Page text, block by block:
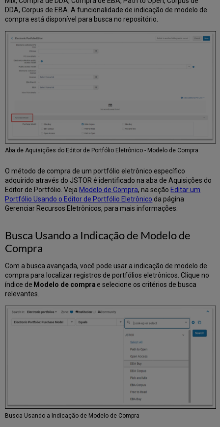
DDA, Corpus de EBA. A funcionalidade de indicação de modelo de
compra está disponível para busca no repositório.
Aba de Aquisições do Editor de Portfólio Eletrônico - Modelo de Compra
O método de compra de um portfólio eletrônico específico
adquirido através do JSTOR é identificado na aba de Aquisições do
Editor de Portfólio. Veja Modelo de Compra, na seção Editar um
Portfólio Usando o Editor de Portfólio Eletrônico da página
Gerenciar Recursos Eletrônicos, para mais informações.
Busca Usando a Indicação de Modelo de
Compra
Com a busca avançada, você pode usar a indicação de modelo de
compra para localizar registros de portfólios eletrônicos. Clique no
índice de Modelo de compra e selecione os critérios de busca
relevantes.
Busca Usando a Indicação de Modelo de Compra